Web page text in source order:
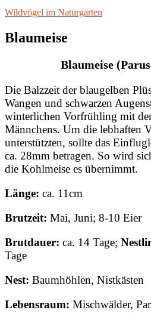
Wildvögel im Naturgarten
Blaumeise
Blaumeise
Die Balzzeit der blaugelben
Wangen und schwarzen
winterlichen Vorfrühling mit
Männchens. Um die lebhaften
unterstützten, sollte das
ca. 28mm betragen. So wird
die Kohlmeise es übernimmt.
Länge: ca. 11cm
Brutzeit: Mai, Juni; 8-10 Eier
Brutdauer: ca. 14 Tage;
Tage
Nest: Baumhöhlen, Nistkästen
Lebensraum: Mischwälder,